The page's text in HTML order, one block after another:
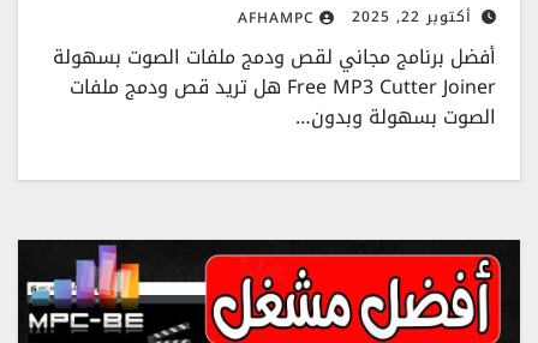
أكتوبر 22, 2025 AFHAMPC
أفضل برنامج مجاني لقص ودمج ملفات الصوت بسهولة
Free MP3 Cutter Joiner هل تريد قص ودمج ملفات
الصوت بسهولة وبدون…